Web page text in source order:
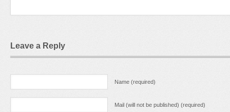
Leave a Reply
Name (required)
Mail (will not be published) (required)